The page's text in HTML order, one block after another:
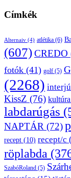
Címkék
Alternaiv (4) atlétika (6)
(607)CREDO
fotók (41) golf (5)
(2268) interjú
KissZ (76) kultúra
labdarúgás
NAPTÁR (72)
recept (10) recept/c
röplabda
SzabóRoland (5)